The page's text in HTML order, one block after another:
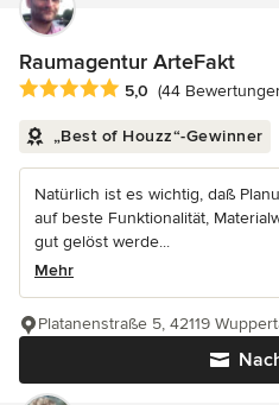
Raumagentur ArteFakt
Durchschnittliche Bewertung: 5
5,0 (44
„Best of Houzz“-Gewinner
Natürlich ist es wichtig, daß
auf beste Funktionalität,
gut gelöst werde...
Mehr
Platanenstraße 5, 42119